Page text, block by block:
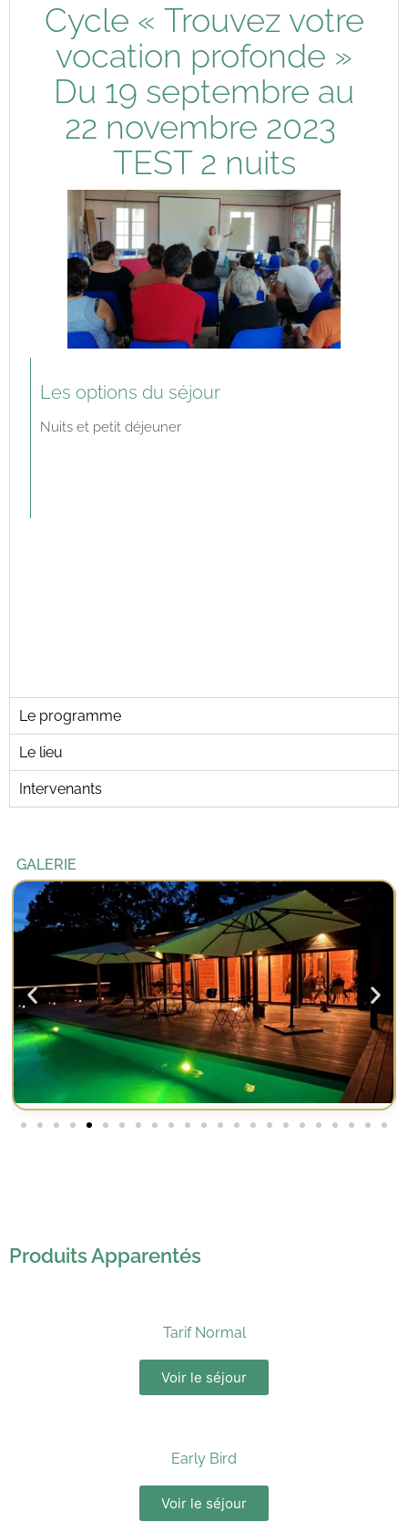
Cycle « Trouvez votre
vocation profonde »
Du 19 septembre au
22 novembre 2023
TEST 2 nuits
Les options du séjour
Nuits et petit déjeuner
Le programme
Le lieu
Intervenants
GALERIE
Produits Apparentés
Tarif Normal
Voir le séjour
Early Bird
Voir le séjour